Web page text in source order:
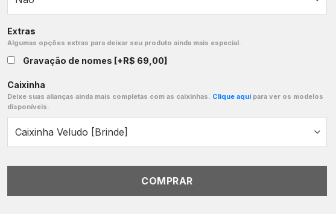
Extras
Algumas opções extras para deixar seu produto ainda mais especial.
Gravação de nomes [+R$ 69,00]
Caixinha
Deixe suas alianças ainda mais completas com as caixinhas. Clique aqui para ver os modelos
disponíveis.
COMPRAR